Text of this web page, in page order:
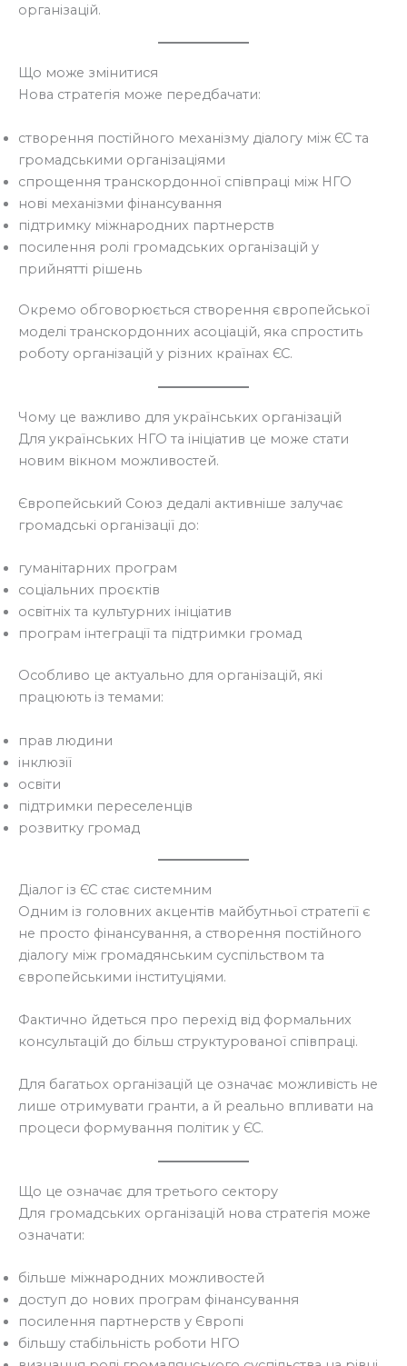
організацій.
Що може змінитися
Нова стратегія може передбачати:
створення постійного механізму діалогу між ЄС та
громадськими організаціями
спрощення транскордонної співпраці між НГО
нові механізми фінансування
підтримку міжнародних партнерств
посилення ролі громадських організацій у
прийнятті рішень
Окремо обговорюється створення європейської
моделі транскордонних асоціацій, яка спростить
роботу організацій у різних країнах ЄС.
Чому це важливо для українських організацій
Для українських НГО та ініціатив це може стати
новим вікном можливостей.
Європейський Союз дедалі активніше залучає
громадські організації до:
гуманітарних програм
соціальних проєктів
освітніх та культурних ініціатив
програм інтеграції та підтримки громад
Особливо це актуально для організацій, які
працюють із темами:
прав людини
інклюзії
освіти
підтримки переселенців
розвитку громад
Діалог із ЄС стає системним
Одним із головних акцентів майбутньої стратегії є
не просто фінансування, а створення постійного
діалогу між громадянським суспільством та
європейськими інституціями.
Фактично йдеться про перехід від формальних
консультацій до більш структурованої співпраці.
Для багатьох організацій це означає можливість не
лише отримувати гранти, а й реально впливати на
процеси формування політик у ЄС.
Що це означає для третього сектору
Для громадських організацій нова стратегія може
означати:
більше міжнародних можливостей
доступ до нових програм фінансування
посилення партнерств у Європі
більшу стабільність роботи НГО